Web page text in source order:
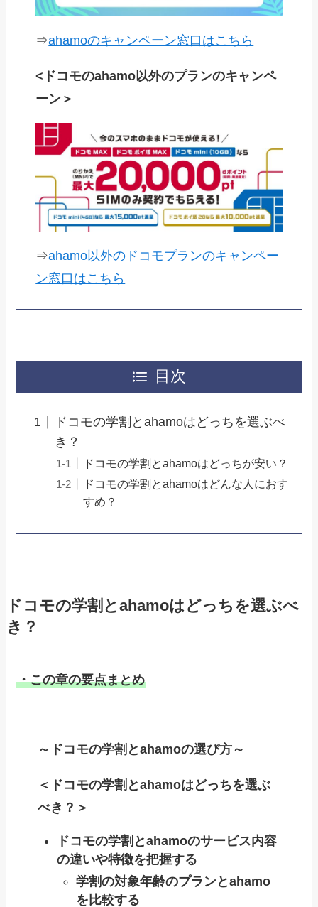
⇒ahamoのキャンペーン窓口はこちら
<ドコモのahamo以外のプランのキャンペ
ーン＞
⇒ahamo以外のドコモプランのキャンペー
ン窓口はこちら
目次
ドコモの学割とahamoはどっちを選ぶべ
き？
ドコモの学割とahamoはどっちが安い？
ドコモの学割とahamoはどんな人におす
すめ？
ドコモの学割とahamoはどっちを選ぶべ
き？
・この章の要点まとめ
～ドコモの学割とahamoの選び方～
＜ドコモの学割とahamoはどっちを選ぶ
べき？＞
ドコモの学割とahamoのサービス内容
の違いや特徴を把握する
学割の対象年齢のプランとahamo
を比較する